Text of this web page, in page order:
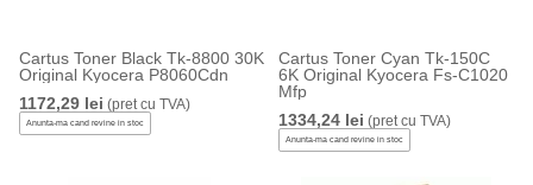
Cartus Toner Black Tk-8800 30K
Original Kyocera P8060Cdn
1172,29 lei (pret cu TVA)
Anunta-ma cand revine in stoc
Cartus Toner Cyan Tk-150C
6K Original Kyocera Fs-C1020
Mfp
1334,24 lei (pret cu TVA)
Anunta-ma cand revine in stoc